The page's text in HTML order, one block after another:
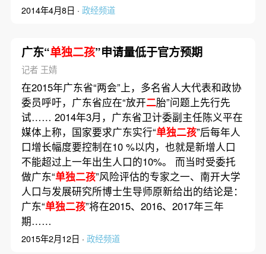
2014年4月8日 · 政经频道
广东“单独二孩”申请量低于官方预期
记者 王婧
在2015年广东省“两会”上，多名省人大代表和政协
委员呼吁，广东省应在“放开二胎”问题上先行先
试…… 2014年3月，广东省卫计委副主任陈义平在
媒体上称，国家要求广东实行“单独二孩”后每年人
口增长幅度要控制在10 %以内，也就是新增人口
不能超过上一年出生人口的10%。 而当时受委托
做广东“单独二孩”风险评估的专家之一、南开大学
人口与发展研究所博士生导师原新给出的结论是：
广东“单独二孩”将在2015、2016、2017年三年
期……
2015年2月12日 · 政经频道